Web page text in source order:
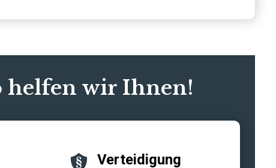
helfen wir Ihnen!
Verteidigung